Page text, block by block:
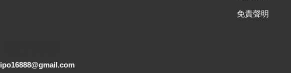
免責聲明
ipo16888@gmail.com